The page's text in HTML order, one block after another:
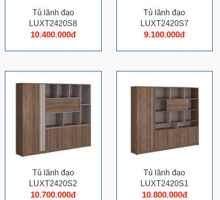
Tủ lãnh đạo
LUXT2420S8
10.400.000đ
Tủ lãnh đạo
LUXT2420S7
9.100.000đ
Tủ lãnh đạo
LUXT2420S2
10.700.000đ
Tủ lãnh đạo
LUXT2420S1
10.800.000đ